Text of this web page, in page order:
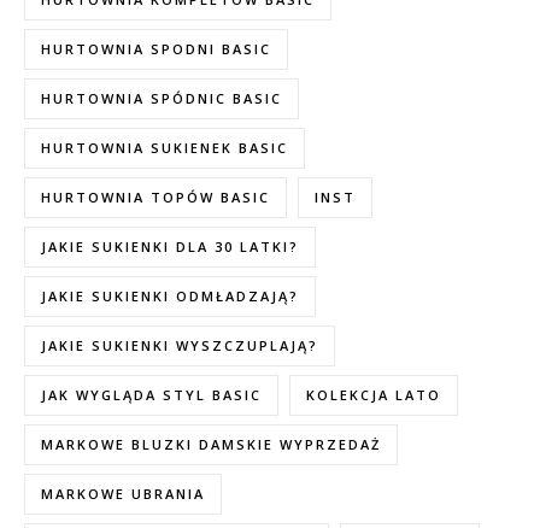
HURTOWNIA SPODNI BASIC
HURTOWNIA SPÓDNIC BASIC
HURTOWNIA SUKIENEK BASIC
HURTOWNIA TOPÓW BASIC INST
JAKIE SUKIENKI DLA 30 LATKI?
JAKIE SUKIENKI ODMŁADZAJĄ?
JAKIE SUKIENKI WYSZCZUPLAJĄ?
JAK WYGLĄDA STYL BASIC KOLEKCJA LATO
MARKOWE BLUZKI DAMSKIE WYPRZEDAŻ
MARKOWE UBRANIA